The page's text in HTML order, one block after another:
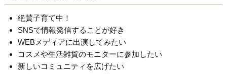
絶賛子育て中！
SNSで情報発信することが好き
WEBメディアに出演してみたい
コスメや生活雑貨のモニターに参加したい
新しいコミュニティを広げたい